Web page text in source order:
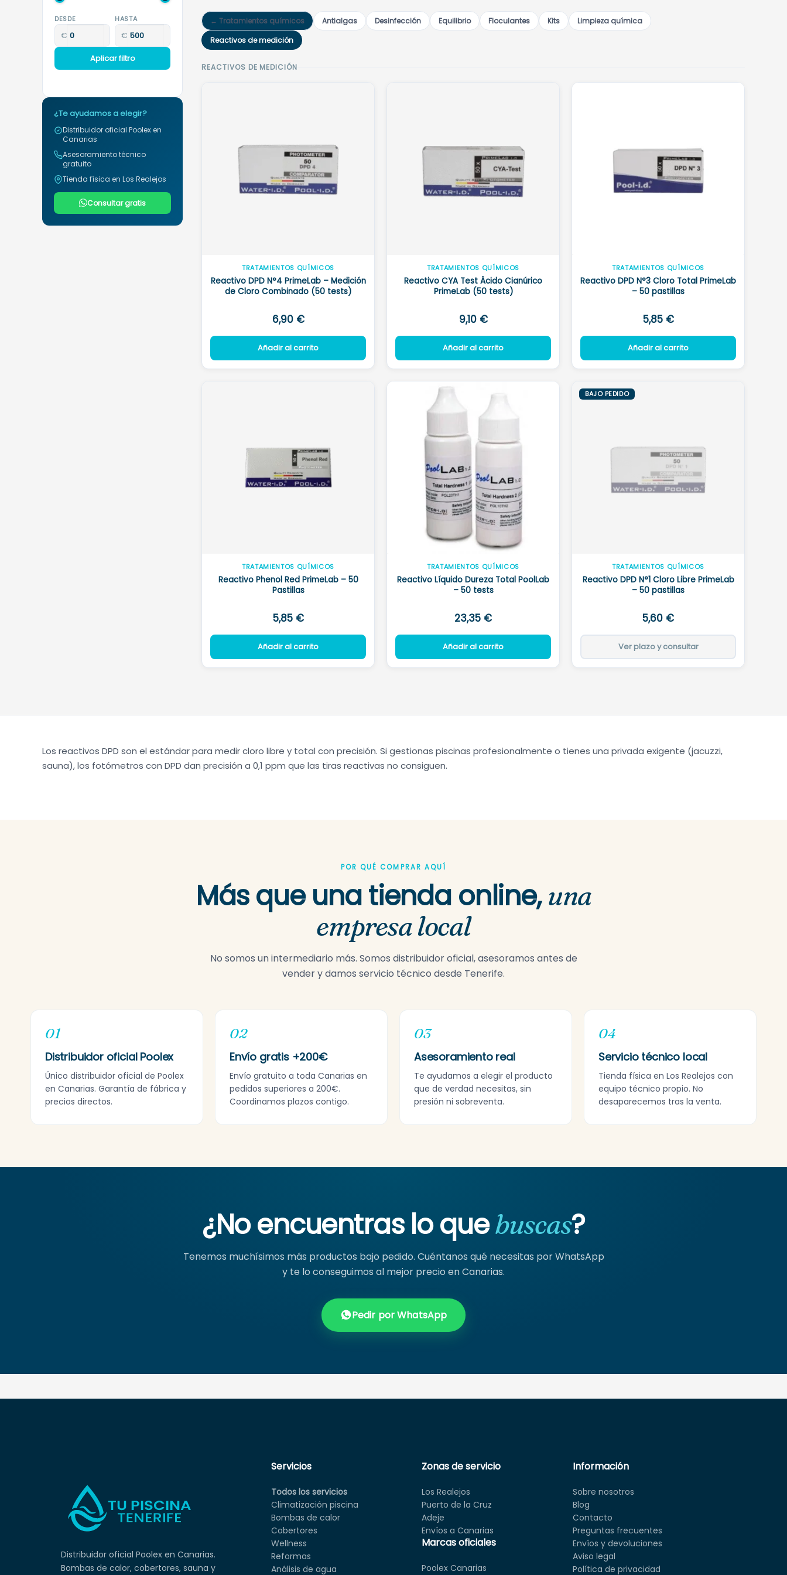
DESDE
€
HASTA
€
Aplicar filtro
¿Te ayudamos a elegir?
Distribuidor oficial Poolex en
Canarias
Asesoramiento técnico
gratuito
Tienda física en Los Realejos
Consultar gratis
← Tratamientos químicos Antialgas Desinfección Equilibrio Floculantes Kits
Limpieza química
Reactivos de medición
REACTIVOS DE MEDICIÓN
TRATAMIENTOS QUÍMICOS
Reactivo DPD N°4 PrimeLab – Medición
de Cloro Combinado (50 tests)
6,90 €
Añadir al carrito
TRATAMIENTOS QUÍMICOS
Reactivo CYA Test Ácido Cianúrico
PrimeLab (50 tests)
9,10 €
Añadir al carrito
TRATAMIENTOS QUÍMICOS
Reactivo DPD N°3 Cloro Total PrimeLab
– 50 pastillas
5,85 €
Añadir al carrito
TRATAMIENTOS QUÍMICOS
Reactivo Phenol Red PrimeLab – 50
Pastillas
5,85 €
Añadir al carrito
TRATAMIENTOS QUÍMICOS
Reactivo Líquido Dureza Total PoolLab
– 50 tests
23,35 €
Añadir al carrito
BAJO PEDIDO
TRATAMIENTOS QUÍMICOS
Reactivo DPD N°1 Cloro Libre PrimeLab
– 50 pastillas
5,60 €
Ver plazo y consultar
Los reactivos DPD son el estándar para medir cloro libre y total con precisión. Si gestionas piscinas profesionalmente o tienes una privada exigente (jacuzzi,
sauna), los fotómetros con DPD dan precisión a 0,1 ppm que las tiras reactivas no consiguen.
POR QUÉ COMPRAR AQUÍ
Más que una tienda online,una
empresa local
No somos un intermediario más. Somos distribuidor oficial, asesoramos antes de
vender y damos servicio técnico desde Tenerife.
01
Distribuidor oficial Poolex
Único distribuidor oficial de Poolex
en Canarias. Garantía de fábrica y
precios directos.
02
Envío gratis +200€
Envío gratuito a toda Canarias en
pedidos superiores a 200€.
Coordinamos plazos contigo.
03
Asesoramiento real
Te ayudamos a elegir el producto
que de verdad necesitas, sin
presión ni sobreventa.
04
Servicio técnico local
Tienda física en Los Realejos con
equipo técnico propio. No
desaparecemos tras la venta.
¿No encuentras lo quebuscas?
Tenemos muchísimos más productos bajo pedido. Cuéntanos qué necesitas por WhatsApp
y te lo conseguimos al mejor precio en Canarias.
Pedir por WhatsApp
Distribuidor oficial Poolex en Canarias.
Bombas de calor, cobertores, sauna y
Servicios
Todos los servicios
Climatización piscina
Bombas de calor
Cobertores
Wellness
Reformas
Análisis de agua
Zonas de servicio
Los Realejos
Puerto de la Cruz
Adeje
Envíos a Canarias
Marcas oficiales
Poolex Canarias
Información
Sobre nosotros
Blog
Contacto
Preguntas frecuentes
Envíos y devoluciones
Aviso legal
Política de privacidad